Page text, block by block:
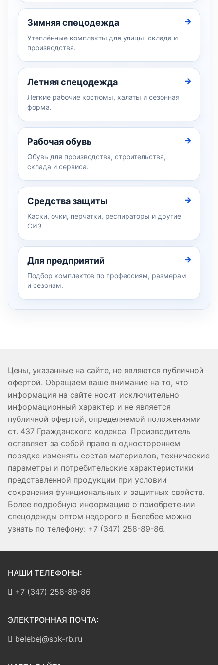
Зимняя спецодежда
Утеплённые комплекты для улицы, склада и
производства.
Летняя спецодежда
Лёгкие рабочие костюмы, халаты и сезонная
форма.
Рабочая обувь
Обувь для производства, строительства,
склада и сервиса.
Средства защиты
Каски, очки, перчатки, респираторы и другие
СИЗ.
Для предприятий
Подбор комплектов по профессиям, размерам
и сезонам.
Цены, указанные на сайте, не являются публичной
офертой. Обращаем ваше внимание на то, что
информация на сайте носит исключительно
информационный характер и не является
публичной офертой, определяемой положениями
ст. 437 Гражданского кодекса. Производитель
оставляет за собой право в одностороннем
порядке изменять состав материалов, технические
параметры и потребительские характеристики
представленной продукции при условии
сохранения функциональных и защитных свойств.
Более подробную информацию о приобретении
спецодежды оптом недорого в Белебее можно
узнать по телефону: +7 (347) 258-89-86.
НАШИ ТЕЛЕФОНЫ:
+7 (347) 258-89-86
ЭЛЕКТРОННАЯ ПОЧТА:
belebej@spk-rb.ru